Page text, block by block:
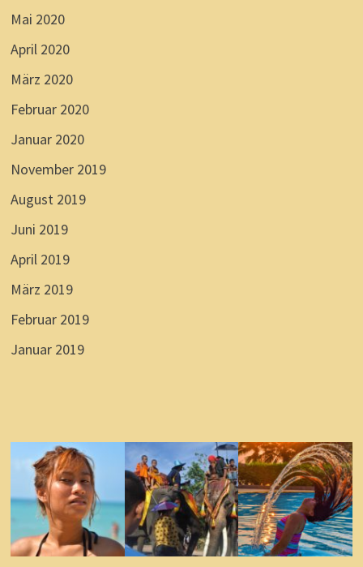
Mai 2020
April 2020
März 2020
Februar 2020
Januar 2020
November 2019
August 2019
Juni 2019
April 2019
März 2019
Februar 2019
Januar 2019